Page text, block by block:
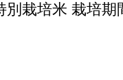
栽培米 栽培